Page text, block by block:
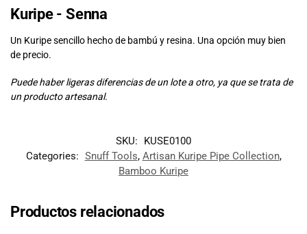
Kuripe - Senna
Un Kuripe sencillo hecho de bambú y resina. Una opción muy bien
de precio.
Puede haber ligeras diferencias de un lote a otro, ya que se trata de
un producto artesanal.
SKU:
KUSE0100
Categories: Snuff Tools, Artisan Kuripe Pipe Collection,
Bamboo Kuripe
Productos relacionados